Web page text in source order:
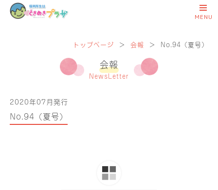
トップページ ＞ 会報 ＞ No.94（夏号）
会報
NewsLetter
2020年07月発行
No.94（夏号）